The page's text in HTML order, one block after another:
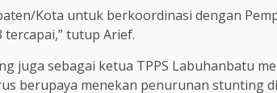
Kota untuk berkoordinasi dengan
tutup Arief.
juga sebagai ketua TPPS Labuhanbatu
berupaya menekan penurunan stunting